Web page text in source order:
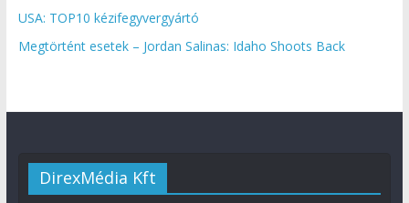
USA: TOP10 kézifegyvergyártó
Megtörtént esetek – Jordan Salinas: Idaho Shoots Back
DirexMédia Kft